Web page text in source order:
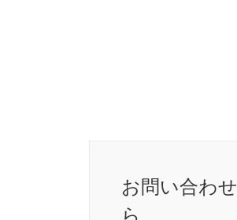
お問い合わせ
ら